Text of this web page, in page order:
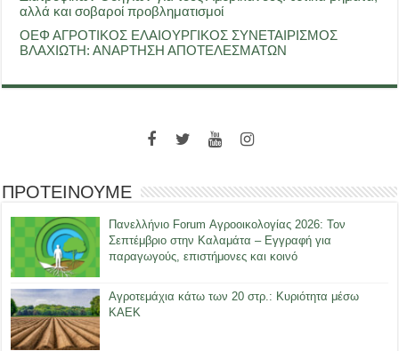
αλλά και σοβαροί προβληματισμοί
ΟΕΦ ΑΓΡΟΤΙΚΟΣ ΕΛΑΙΟΥΡΓΙΚΟΣ ΣΥΝΕΤΑΙΡΙΣΜΟΣ
ΒΛΑΧΙΩΤΗ: ΑΝΑΡΤΗΣΗ ΑΠΟΤΕΛΕΣΜΑΤΩΝ
ΠΡΟΤΕΙΝΟΥΜΕ
Πανελλήνιο Forum Αγροοικολογίας 2026: Τον
Σεπτέμβριο στην Καλαμάτα – Εγγραφή για
παραγωγούς, επιστήμονες και κοινό
Αγροτεμάχια κάτω των 20 στρ.: Κυριότητα μέσω
ΚΑΕΚ